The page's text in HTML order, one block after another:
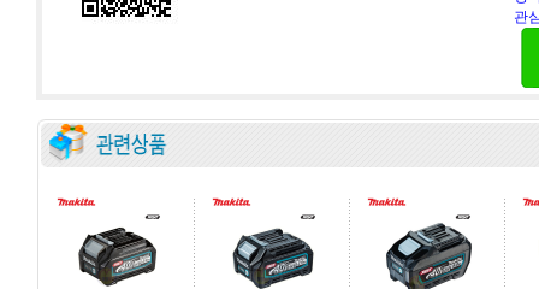
관